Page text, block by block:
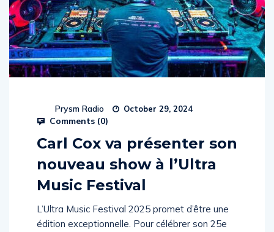
Prysm Radio October 29, 2024
Comments (0)
Carl Cox va présenter son
nouveau show à l’Ultra
Music Festival
L’Ultra Music Festival 2025 promet d’être une
édition exceptionnelle. Pour célébrer son 25e